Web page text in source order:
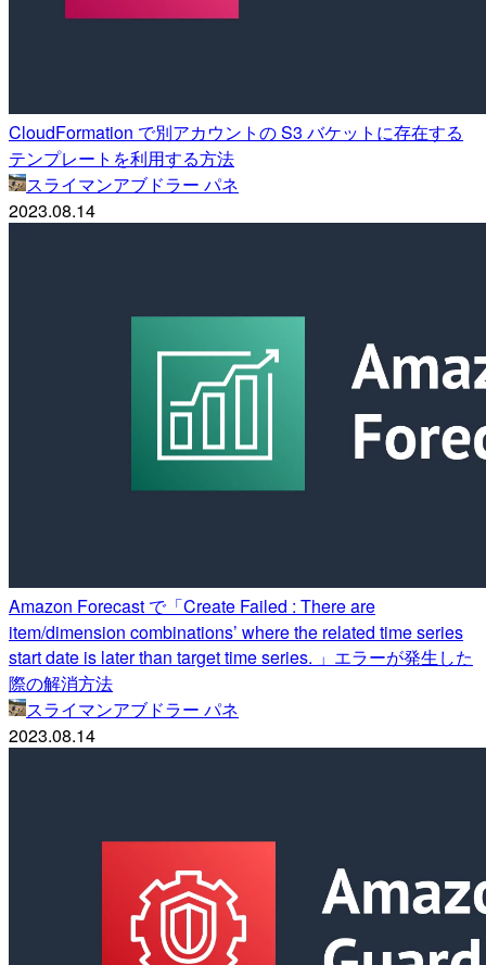
CloudFormation で別アカウントの S3 バケットに存在する
テンプレートを利用する方法
スライマンアブドラー パネ
2023.08.14
Amazon Forecast で「Create Failed : There are
item/dimension combinations’ where the related time series
start date is later than target time series. 」エラーが発生した
際の解消方法
スライマンアブドラー パネ
2023.08.14